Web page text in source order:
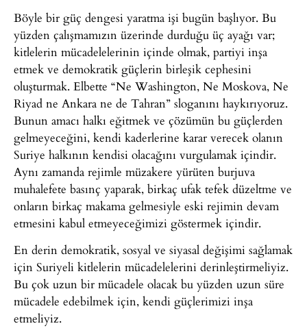
Böyle bir güç dengesi yaratma işi bugün başlıyor. Bu
yüzden çalışmamızın üzerinde durduğu üç ayağı var;
kitlelerin mücadelelerinin içinde olmak, partiyi inşa
etmek ve demokratik güçlerin birleşik cephesini
oluşturmak. Elbette “Ne Washington, Ne Moskova, Ne
Riyad ne Ankara ne de Tahran” sloganını haykırıyoruz.
Bunun amacı halkı eğitmek ve çözümün bu güçlerden
gelmeyeceğini, kendi kaderlerine karar verecek olanın
Suriye halkının kendisi olacağını vurgulamak içindir.
Aynı zamanda rejimle müzakere yürüten burjuva
muhalefete basınç yaparak, birkaç ufak tefek düzeltme ve
onların birkaç makama gelmesiyle eski rejimin devam
etmesini kabul etmeyeceğimizi göstermek içindir.
En derin demokratik, sosyal ve siyasal değişimi sağlamak
için Suriyeli kitlelerin mücadelelerini derinleştirmeliyiz.
Bu çok uzun bir mücadele olacak bu yüzden uzun süre
mücadele edebilmek için, kendi güçlerimizi inşa
etmeliyiz.